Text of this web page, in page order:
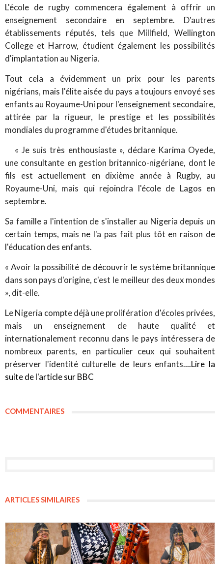
L'école de rugby commencera également à offrir un
enseignement secondaire en septembre. D'autres
établissements réputés, tels que Millfield, Wellington
College et Harrow, étudient également les possibilités
d'implantation au Nigeria.
Tout cela a évidemment un prix pour les parents
nigérians, mais l'élite aisée du pays a toujours envoyé ses
enfants au Royaume-Uni pour l'enseignement secondaire,
attirée par la rigueur, le prestige et les possibilités
mondiales du programme d'études britannique.
« Je suis très enthousiaste », déclare Karima Oyede,
une consultante en gestion britannico-nigériane, dont le
fils est actuellement en dixième année à Rugby, au
Royaume-Uni, mais qui rejoindra l'école de Lagos en
septembre.
Sa famille a l'intention de s'installer au Nigeria depuis un
certain temps, mais ne l'a pas fait plus tôt en raison de
l'éducation des enfants.
« Avoir la possibilité de découvrir le système britannique
dans son pays d'origine, c'est le meilleur des deux mondes
», dit-elle.
Le Nigeria compte déjà une prolifération d'écoles privées,
mais un enseignement de haute qualité et
internationalement reconnu dans le pays intéressera de
nombreux parents, en particulier ceux qui souhaitent
préserver l'identité culturelle de leurs enfants....Lire la
suite de l'article sur BBC
COMMENTAIRES
ARTICLES SIMILAIRES